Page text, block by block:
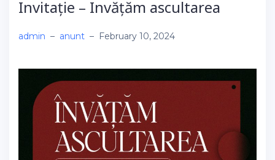
Invitație – Invățăm ascultarea
admin – anunt – February 10, 2024